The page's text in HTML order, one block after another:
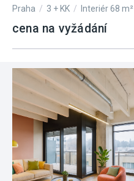
Praha / 3 + KK / Interiér 68 m²
cena na vyžádání